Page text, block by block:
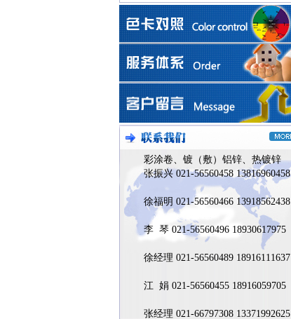
彩涂卷、镀（敷）铝锌、热镀锌
张振兴 021-56560458 13816960458
徐福明 021-56560466 13918562438
李 琴 021-56560496 18930617975
徐经理 021-56560489 18916111637
江 娟 021-56560455 18916059705
张经理 021-66797308 13371992625